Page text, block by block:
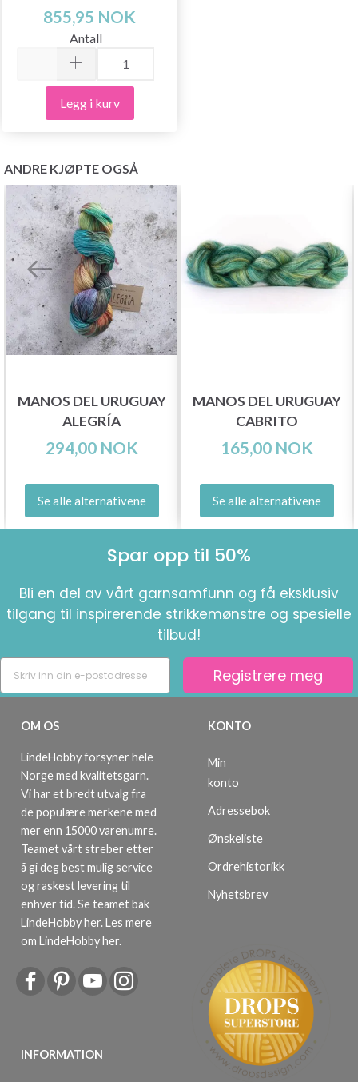
855,95 NOK
Antall
Legg i kurv
ANDRE KJØPTE OGSÅ
MANOS DEL URUGUAY
ALEGRÍA
294,00 NOK
Se alle alternativene
MANOS DEL URUGUAY
CABRITO
165,00 NOK
Se alle alternativene
Spar opp til 50%
Bli en del av vårt garnsamfunn og få eksklusiv
tilgang til inspirerende strikkemønstre og spesielle
tilbud!
Registrere meg
OM OS
LindeHobby forsyner hele
Norge med kvalitetsgarn.
Vi har et bredt utvalg fra
de populære merkene med
mer enn 15000 varenumre.
Teamet vårt streber etter
å gi deg best mulig service
og raskest levering til
enhver tid. Se teamet bak
LindeHobby her.Les mere
om LindeHobby her.
INFORMATION
KONTO
Min
konto
Adressebok
Ønskeliste
Ordrehistorikk
Nyhetsbrev